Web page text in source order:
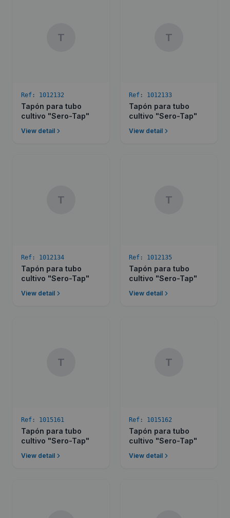
T
Ref: 1012132
Tapón para tubo
cultivo "Sero-Tap"
View detail
T
Ref: 1012133
Tapón para tubo
cultivo "Sero-Tap"
View detail
T
Ref: 1012134
Tapón para tubo
cultivo "Sero-Tap"
View detail
T
Ref: 1012135
Tapón para tubo
cultivo "Sero-Tap"
View detail
T
Ref: 1015161
Tapón para tubo
cultivo "Sero-Tap"
View detail
T
Ref: 1015162
Tapón para tubo
cultivo "Sero-Tap"
View detail